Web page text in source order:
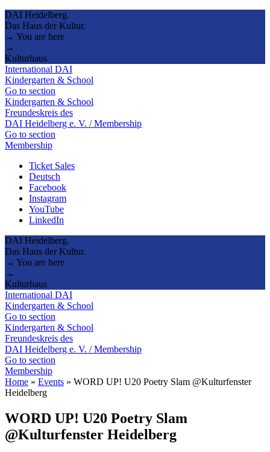
DAI Heidelberg.
Das Haus der Kultur.
→ You are here
→
Kulturhaus
International DAI
Kindergarten & School
Go to section
Kindergarten & School
Freundeskreis des
DAI Heidelberg e. V. / Membership
Go to section
Membership
Ticket Sales
Deutsch
Facebook
Instagram
YouTube
LinkedIn
DAI Heidelberg.
Das Haus der Kultur.
→ You are here
→
Kulturhaus
International DAI
Kindergarten & School
Go to section
Kindergarten & School
Freundeskreis des
DAI Heidelberg e. V. / Membership
Go to section
Membership
Home » Events » WORD UP! U20 Poetry Slam @Kulturfenster
Heidelberg
WORD UP! U20 Poetry Slam
@Kulturfenster Heidelberg